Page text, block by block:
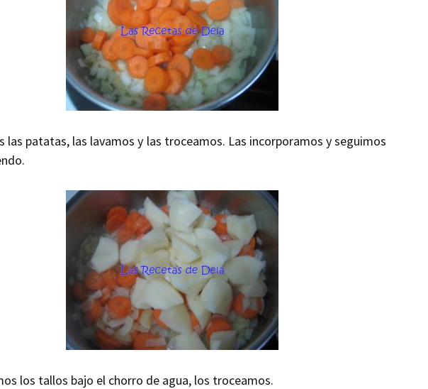
las patatas, las lavamos y las troceamos. Las incorporamos y seguimos
los tallos bajo el chorro de agua, los troceamos.